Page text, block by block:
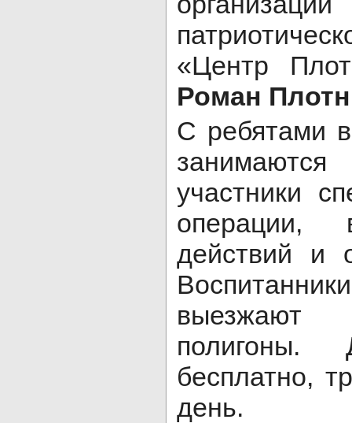
«Центр
Роман
С ребятами
участники
операции,
действий и
полигоны.
бесплатно,
день.